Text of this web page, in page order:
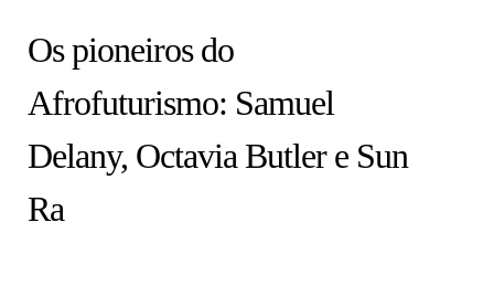
Os pioneiros do
Afrofuturismo: Samuel
Delany, Octavia Butler e Sun
Ra